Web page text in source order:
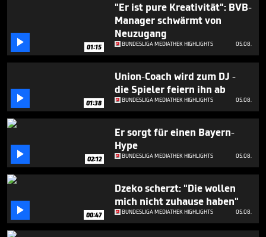
 01:15
"Er ist pure Kreativität": BVB-
Manager schwärmt von
Neuzugang
BUNDESLIGA MEDIATHEK HIGHLIGHTS 05.08.
 01:38
Union-Coach wird zum DJ -
die Spieler feiern ihn ab
BUNDESLIGA MEDIATHEK HIGHLIGHTS 05.08.
 02:12
Er sorgt für einen Bayern-
Hype
BUNDESLIGA MEDIATHEK HIGHLIGHTS 05.08.
 00:47
Dzeko scherzt: "Die wollen
mich nicht zuhause haben"
BUNDESLIGA MEDIATHEK HIGHLIGHTS 05.08.